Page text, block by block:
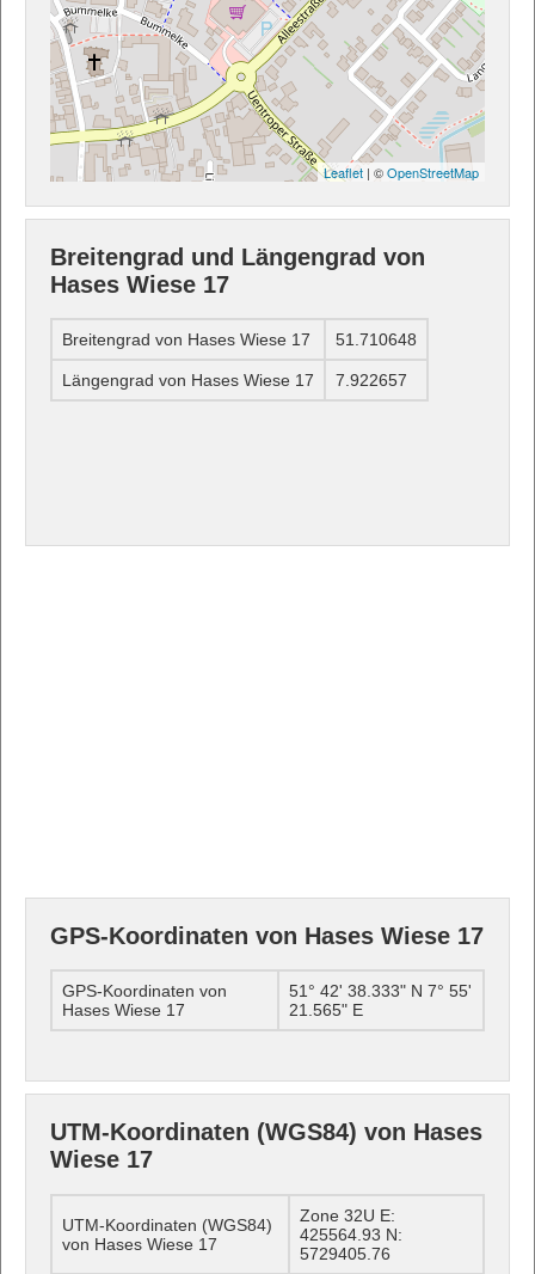
Leaflet | ©OpenStreetMap
Breitengrad und Längengrad von
Hases Wiese 17
Breitengrad von Hases Wiese 17 51.710648
Längengrad von Hases Wiese 17 7.922657
GPS-Koordinaten von Hases Wiese 17
GPS-Koordinaten von
Hases Wiese 17
51° 42' 38.333" N 7° 55'
21.565" E
UTM-Koordinaten (WGS84) von Hases
Wiese 17
UTM-Koordinaten (WGS84)
von Hases Wiese 17
Zone 32U E:
425564.93 N:
5729405.76